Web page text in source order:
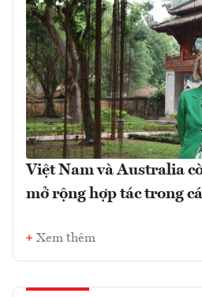
Việt Nam và Australia
mở rộng hợp tác trong
Xem thêm